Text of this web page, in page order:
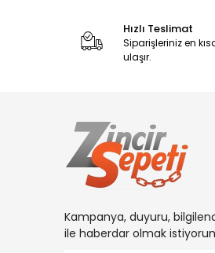
Hızlı Teslimat
Siparişleriniz en
ulaşır.
Kampanya, duyuru,
ile haberdar olmak